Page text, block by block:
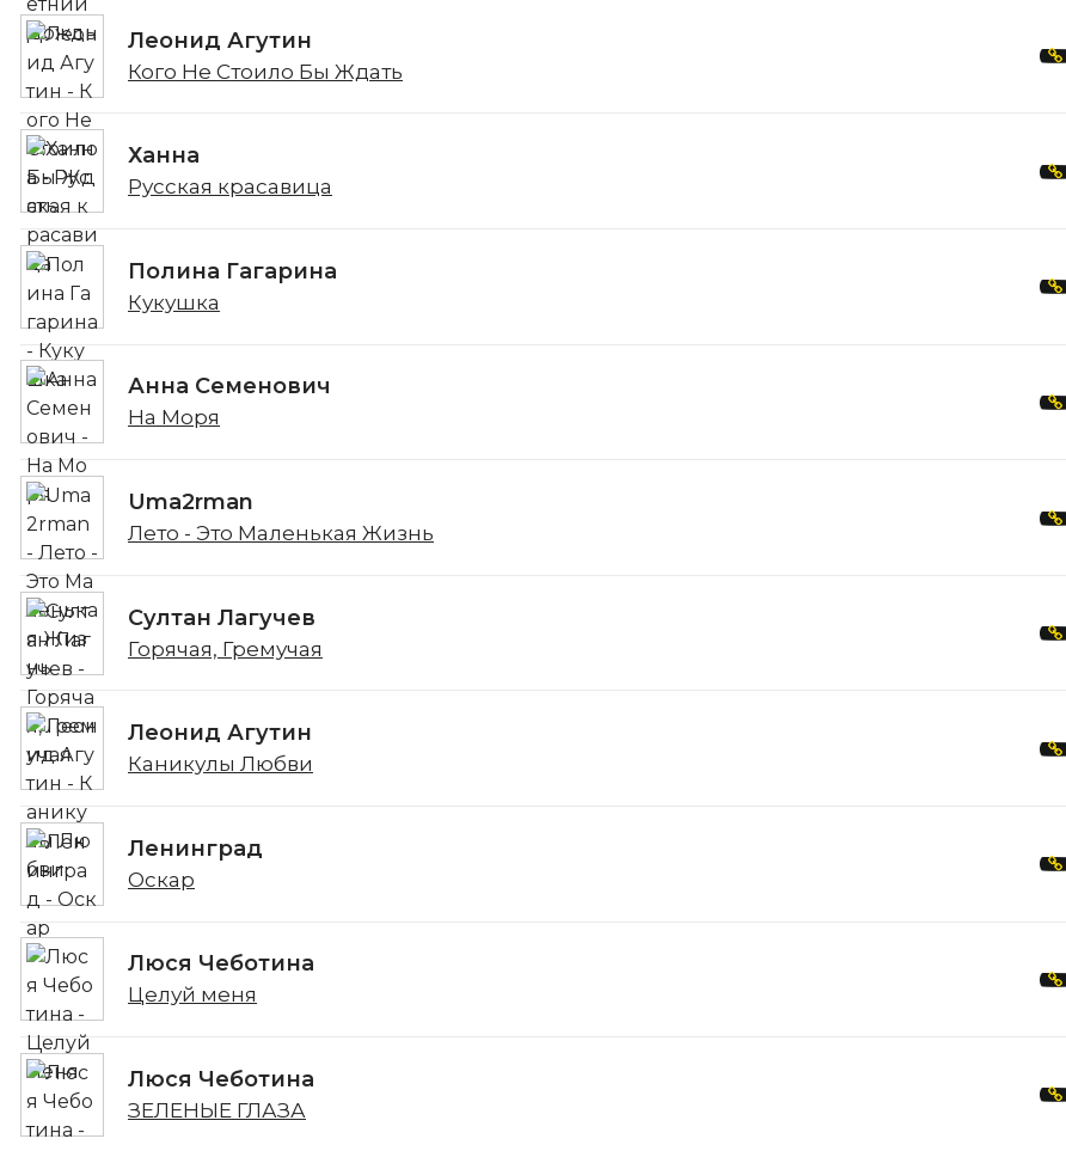
Леонид Агутин
Кого Не Стоило Бы Ждать
Ханна
Русская красавица
Полина Гагарина
Кукушка
Анна Семенович
На Моря
Uma2rman
Лето - Это Маленькая Жизнь
Султан Лагучев
Горячая, Гремучая
Леонид Агутин
Каникулы Любви
Ленинград
Оскар
Люся Чеботина
Целуй меня
Люся Чеботина
ЗЕЛЕНЫЕ ГЛАЗА